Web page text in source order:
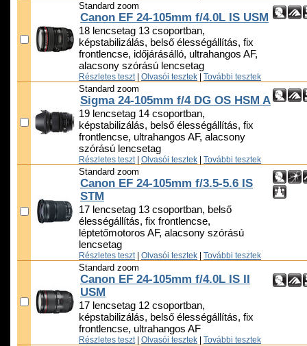
Standard zoom
Canon EF 24-105mm f/4.0L IS USM
18 lencsetag 13 csoportban,
képstabilizálás, belső élességállítás, fix
frontlencse, időjárásálló, ultrahangos AF,
alacsony szórású lencsetag
Részletes teszt Olvasói tesztek További tesztek
Standard zoom
Sigma 24-105mm f/4 DG OS HSM A
19 lencsetag 14 csoportban,
képstabilizálás, belső élességállítás, fix
frontlencse, ultrahangos AF, alacsony
szórású lencsetag
Részletes teszt Olvasói tesztek További tesztek
Standard zoom
Canon EF 24-105mm f/3.5-5.6 IS
STM
17 lencsetag 13 csoportban, belső
élességállítás, fix frontlencse,
léptetőmotoros AF, alacsony szórású
lencsetag
Részletes teszt Olvasói tesztek További tesztek
Standard zoom
Canon EF 24-105mm f/4.0L IS II
USM
17 lencsetag 12 csoportban,
képstabilizálás, belső élességállítás, fix
frontlencse, ultrahangos AF
Részletes teszt Olvasói tesztek További tesztek